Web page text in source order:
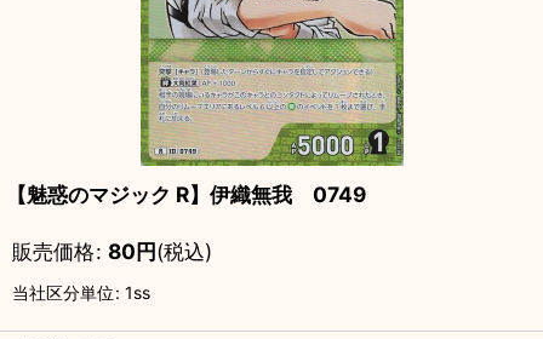
【魅惑のマジック R】伊織無我 0749
販売価格: 80円(税込)
当社区分単位: 1ss